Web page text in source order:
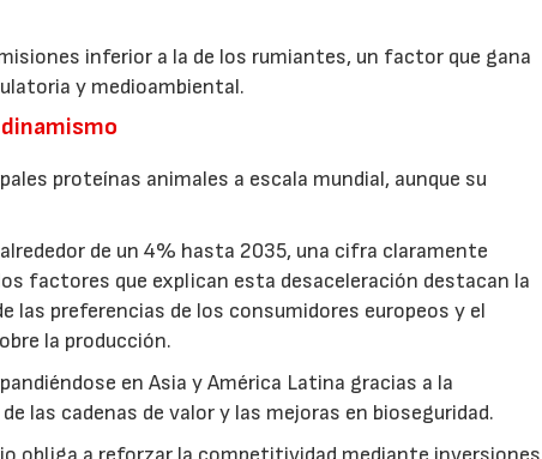
inferior a la de los rumiantes, un factor que gana
y medioambiental.
proteínas animales a escala mundial, aunque su
de un 4% hasta 2035, una cifra claramente
factores que explican esta desaceleración destacan la
las preferencias de los consumidores europeos y el
la producción.
en Asia y América Latina gracias a la
las cadenas de valor y las mejoras en bioseguridad.